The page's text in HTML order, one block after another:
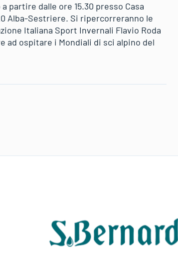
partire dalle ore 15.30 presso Casa
Alba-Sestriere. Si ripercorreranno le
Italiana Sport Invernali Flavio Roda
ad ospitare i Mondiali di sci alpino del